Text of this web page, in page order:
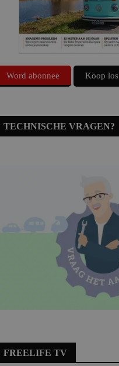
Word abonnee Koop los
TECHNISCHE VRAGEN?
FREELIFE TV